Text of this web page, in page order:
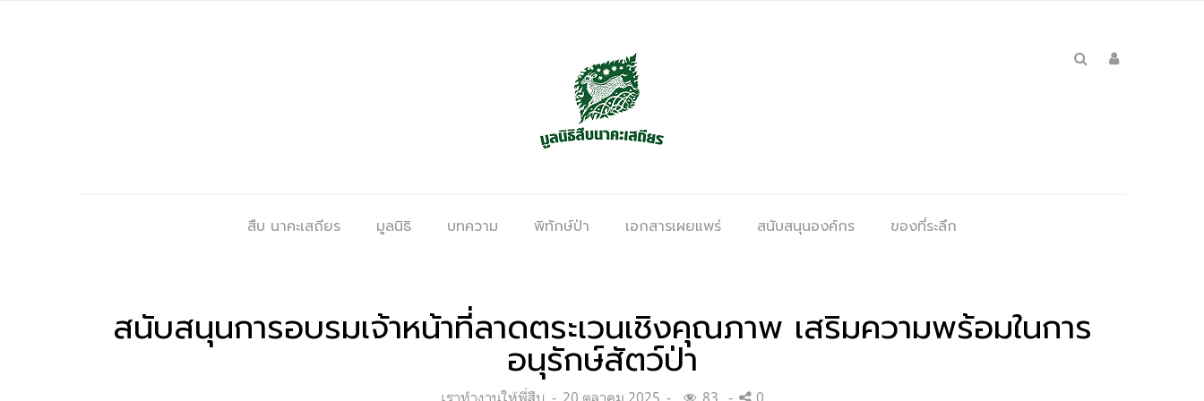
สืบ นาคะเสถียร มูลนิธิ บทความ พิทักษ์ป่า เอกสารเผยแพร่ สนับสนุนองค์กร ของที่ระลึก
สนับสนุนการอบรมเจ้าหน้าที่ลาดตระเวนเชิงคุณภาพ เสริมความพร้อมในการ
อนุรักษ์สัตว์ป่า
Categories:
เราทำงานให้พี่สืบ Posted
20 ตุลาคม 2025 83 0